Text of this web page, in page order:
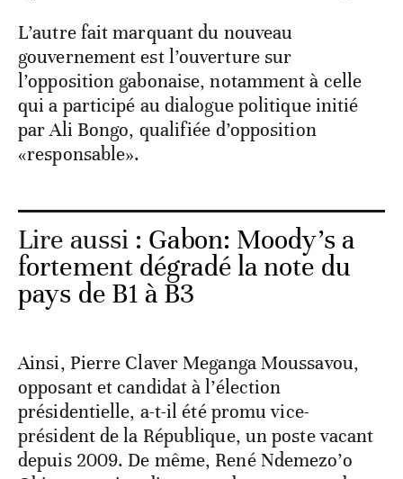
L’autre fait marquant du nouveau
gouvernement est l’ouverture sur
l’opposition gabonaise, notamment à celle
qui a participé au dialogue politique initié
par Ali Bongo, qualifiée d’opposition
«responsable».
Lire aussi : Gabon: Moody’s a
fortement dégradé la note du
pays de B1 à B3
Ainsi, Pierre Claver Meganga Moussavou,
opposant et candidat à l’élection
présidentielle, a-t-il été promu vice-
président de la République, un poste vacant
depuis 2009. De même, René Ndemezo’o